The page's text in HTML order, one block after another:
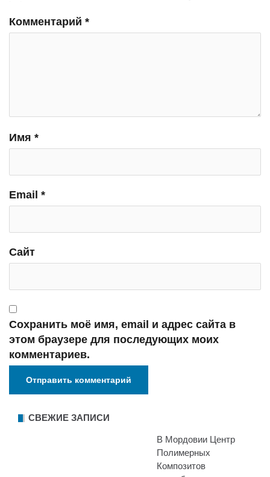
Комментарий *
Имя *
Email *
Сайт
Сохранить моё имя, email и адрес сайта в
этом браузере для последующих моих
комментариев.
СВЕЖИЕ ЗАПИСИ
В Мордовии Центр
Полимерных
Композитов